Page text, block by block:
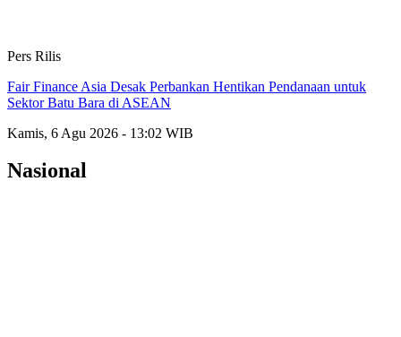
Pers Rilis
Fair Finance Asia Desak Perbankan Hentikan Pendanaan untuk
Sektor Batu Bara di ASEAN
Kamis, 6 Agu 2026 - 13:02 WIB
Nasional